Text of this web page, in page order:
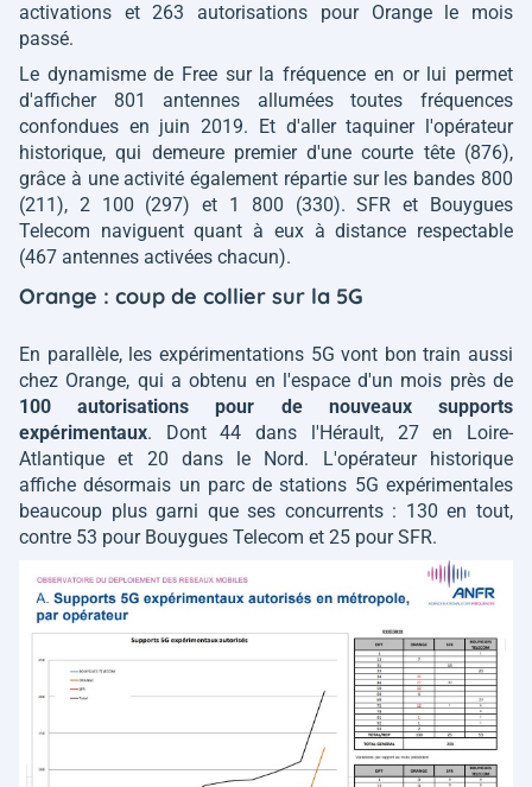
activations et 263 autorisations pour Orange le mois
passé.
Le dynamisme de Free sur la fréquence en or lui permet
d'afficher 801 antennes allumées toutes fréquences
confondues en juin 2019. Et d'aller taquiner l'opérateur
historique, qui demeure premier d'une courte tête (876),
grâce à une activité également répartie sur les bandes 800
(211), 2 100 (297) et 1 800 (330). SFR et Bouygues
Telecom naviguent quant à eux à distance respectable
(467 antennes activées chacun).
Orange : coup de collier sur la 5G
En parallèle, les expérimentations 5G vont bon train aussi
chez Orange, qui a obtenu en l'espace d'un mois près de
100 autorisations pour de nouveaux supports
expérimentaux. Dont 44 dans l'Hérault, 27 en Loire-
Atlantique et 20 dans le Nord. L'opérateur historique
affiche désormais un parc de stations 5G expérimentales
beaucoup plus garni que ses concurrents : 130 en tout,
contre 53 pour Bouygues Telecom et 25 pour SFR.